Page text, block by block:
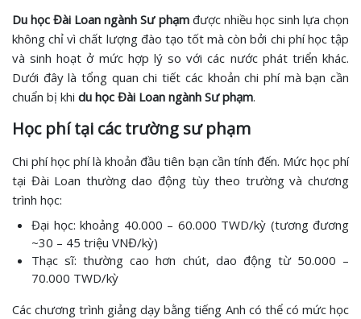
Du học Đài Loan ngành Sư phạm được nhiều học sinh lựa chọn
không chỉ vì chất lượng đào tạo tốt mà còn bởi chi phí học tập
và sinh hoạt ở mức hợp lý so với các nước phát triển khác.
Dưới đây là tổng quan chi tiết các khoản chi phí mà bạn cần
chuẩn bị khi du học Đài Loan ngành Sư phạm.
Học phí tại các trường sư phạm
Chi phí học phí là khoản đầu tiên bạn cần tính đến. Mức học phí
tại Đài Loan thường dao động tùy theo trường và chương
trình học:
Đại học: khoảng 40.000 – 60.000 TWD/kỳ (tương đương
~30 – 45 triệu VNĐ/kỳ)
Thạc sĩ: thường cao hơn chút, dao động từ 50.000 –
70.000 TWD/kỳ
Các chương trình giảng dạy bằng tiếng Anh có thể có mức học